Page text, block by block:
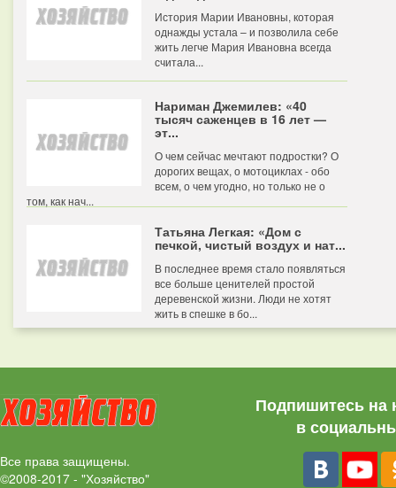
История Марии Ивановны, которая
однажды устала – и позволила себе
жить легче Мария Ивановна всегда
считала...
Нариман Джемилев: «40
тысяч саженцев в 16 лет —
эт...
О чем сейчас мечтают подростки? О
дорогих вещах, о мотоциклах - обо
всем, о чем угодно, но только не о
том, как нач...
Татьяна Легкая: «Дом с
печкой, чистый воздух и нат...
В последнее время стало появляться
все больше ценителей простой
деревенской жизни. Люди не хотят
жить в спешке в бо...
Все права защищены.
©2008-2017 - "Хозяйство"
Подпишитесь на
в